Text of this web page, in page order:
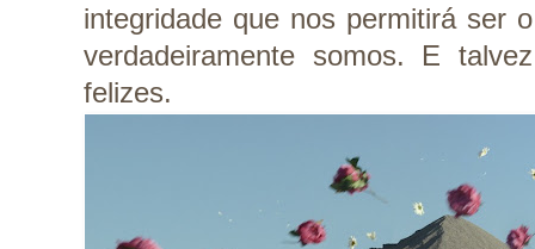
integridade que nos permitirá ser
verdadeiramente somos. E
felizes.